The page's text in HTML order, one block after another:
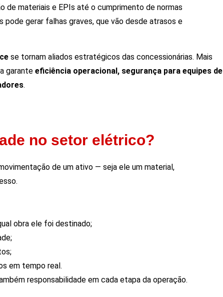
de materiais e EPIs até o cumprimento de normas
gerar falhas graves, que vão desde atrasos e
se tornam aliados estratégicos das concessionárias. Mais
garante eficiência operacional, segurança para equipes de
.
no setor elétrico?
de um ativo — seja ele um material,
obra ele foi destinado;
em tempo real.
responsabilidade em cada etapa da operação.